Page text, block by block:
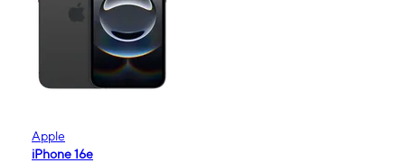
Apple
iPhone 16e